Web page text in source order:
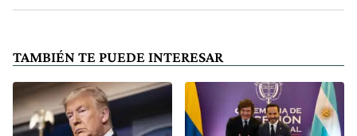
TAMBIÉN TE PUEDE INTERESAR